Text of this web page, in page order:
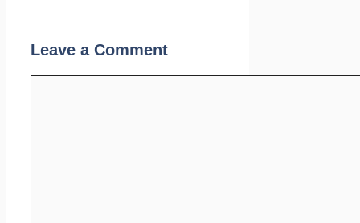
Leave a Comment